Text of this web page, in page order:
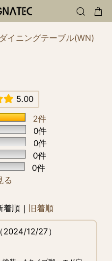
イニングテーブル(WN)
5.00
2件
0件
0件
0件
0件
る
着順｜ 旧着順
（2024/12/27）